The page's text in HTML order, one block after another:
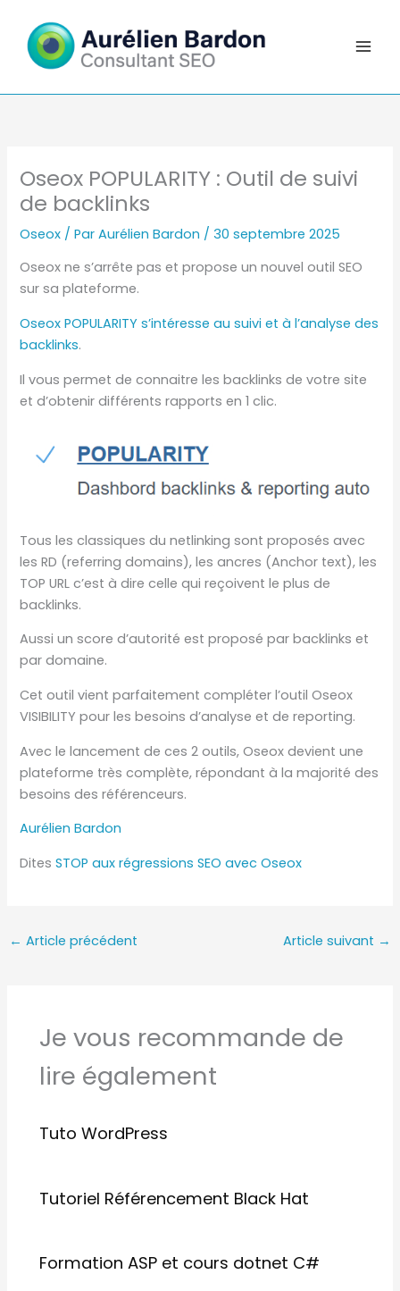
contenu
Oseox POPULARITY : Outil de suivi
de backlinks
Oseox / ParAurélien Bardon / 30 septembre 2025
Oseox ne s’arrête pas et propose un nouvel outil SEO
sur sa plateforme.
Oseox POPULARITY s’intéresse au suivi et à l’analyse des
backlinks.
Il vous permet de connaitre les backlinks de votre site
et d’obtenir différents rapports en 1 clic.
Tous les classiques du netlinking sont proposés avec
les RD (referring domains), les ancres (Anchor text), les
TOP URL c’est à dire celle qui reçoivent le plus de
backlinks.
Aussi un score d’autorité est proposé par backlinks et
par domaine.
Cet outil vient parfaitement compléter l’outil Oseox
VISIBILITY pour les besoins d’analyse et de reporting.
Avec le lancement de ces 2 outils, Oseox devient une
plateforme très complète, répondant à la majorité des
besoins des référenceurs.
Aurélien Bardon
DitesSTOP aux régressions SEO avec Oseox
← Article précédent Article suivant →
Je vous recommande de
lire également
Tuto WordPress
Tutoriel Référencement Black Hat
Formation ASP et cours dotnet C#